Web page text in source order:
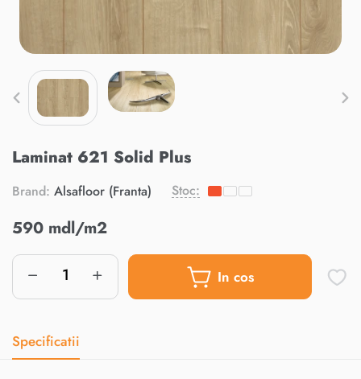
Laminat 621 Solid Plus
Brand: Alsafloor (Franta) Stoc:
590 mdl/m2
In cos
Specificatii